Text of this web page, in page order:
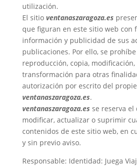
utilización.
El sitio ventanaszaragoza.es
que figuran en este sitio web con
información y publicidad de sus
publicaciones. Por ello, se
reproducción, copia,
transformación para otras
autorización por escrito del
ventanaszaragoza.es.
ventanaszaragoza.es se reserva el
modificar, actualizar o suprimir
contenidos de este sitio web, en
y sin previo aviso.
Responsable: Identidad: Juega